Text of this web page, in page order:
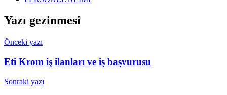
Yazı gezinmesi
Önceki yazı
Eti Krom iş ilanları ve iş başvurusu
Sonraki yazı